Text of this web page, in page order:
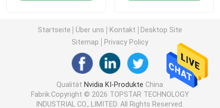
Brocade FC SFP Modul
Brokat SAN-Schalter
Brokat HÜLSE Lizenz
Startseite Über uns Kontakt
Desktop Site
Sitemap
Privacy Policy
Qualität Nvidia KI-Produkte China
Fabrik.Copyright © 2026 TOPSTAR TECHNOLOGY
INDUSTRIAL CO., LIMITED. All Rights Reserved.